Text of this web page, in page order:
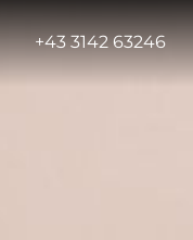
+43 3142 63246